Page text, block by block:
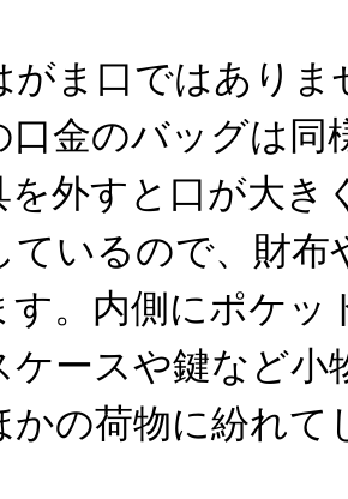
がま口ではありま
口金のバッグは同
を外すと口が大き
ているので、財布
す。内側にポケッ
ケースや鍵など小
かの荷物に紛れて